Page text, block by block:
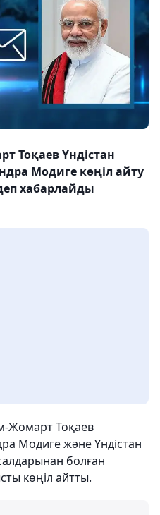
Тоқаев Үндістан
Модиге көңіл айту
хабарлайды
Жомарт Тоқаев
Модиге және Үндістан
болған
көңіл айтты.